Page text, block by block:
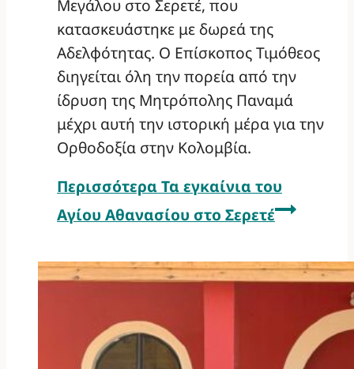
Μεγάλου στο Σερετέ, που
κατασκευάστηκε με δωρεά της
Αδελφότητας. Ο Επίσκοπος Τιμόθεος
διηγείται όλη την πορεία από την
ίδρυση της Μητρόπολης Παναμά
μέχρι αυτή την ιστορική μέρα για την
Ορθοδοξία στην Κολομβία.
Περισσότερα Τα εγκαίνια του
Αγίου Αθανασίου στο Σερετέ